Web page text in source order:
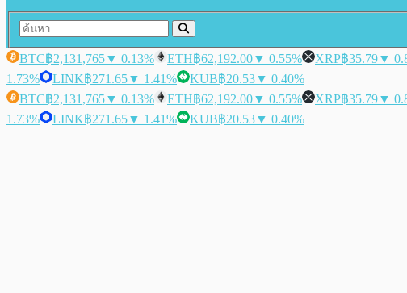
BTC฿2,131,765▼ 0.13% ETH฿62,192.00▼ 0.55% XRP฿35.79▼
1.73%
LINK฿271.65▼ 1.41% KUB฿20.53▼ 0.40%
BTC฿2,131,765▼ 0.13% ETH฿62,192.00▼ 0.55% XRP฿35.79▼
1.73%
LINK฿271.65▼ 1.41% KUB฿20.53▼ 0.40%